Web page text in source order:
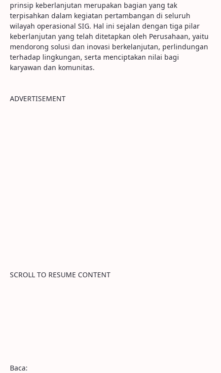
prinsip keberlanjutan merupakan bagian yang tak
terpisahkan dalam kegiatan pertambangan di seluruh
wilayah operasional SIG. Hal ini sejalan dengan tiga pilar
keberlanjutan yang telah ditetapkan oleh Perusahaan, yaitu
mendorong solusi dan inovasi berkelanjutan, perlindungan
terhadap lingkungan, serta menciptakan nilai bagi
karyawan dan komunitas.
ADVERTISEMENT
SCROLL TO RESUME CONTENT
Baca: